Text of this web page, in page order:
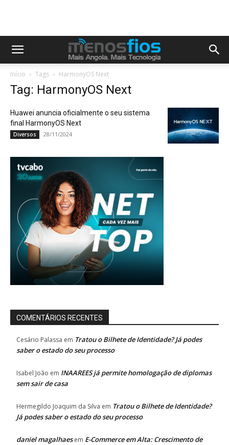
Início Tags HarmonyOS Next
Tag: HarmonyOS Next
Huawei anuncia oficialmente o seu sistema
final HarmonyOS Next
Diversos 28/11/2024
COMENTÁRIOS RECENTES
Cesário Palassa em Tratou o Bilhete de Identidade? Já podes
saber o estado do seu processo
Isabel João em INAAREES já permite homologação de diplomas
sem sair de casa
Hermegildo Joaquim da Silva em Tratou o Bilhete de Identidade?
Já podes saber o estado do seu processo
daniel magalhaesem E-Commerce em Alta: Crescimento de